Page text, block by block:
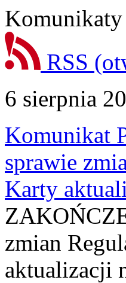
Komunikaty
RSS
6 sierpnia
Komunikat
sprawie
Karty
zmian
aktualizacji